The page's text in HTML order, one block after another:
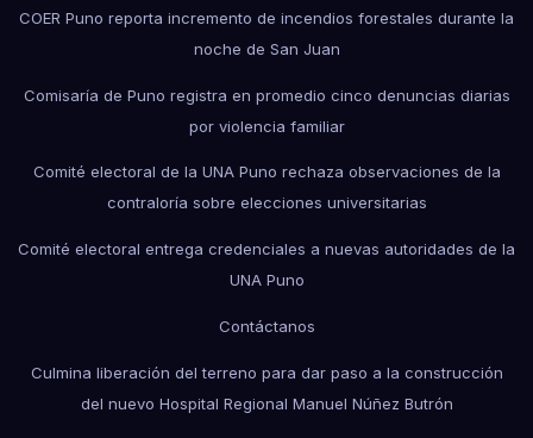
COER Puno reporta incremento de incendios forestales durante la
noche de San Juan
Comisaría de Puno registra en promedio cinco denuncias diarias
por violencia familiar
Comité electoral de la UNA Puno rechaza observaciones de la
contraloría sobre elecciones universitarias
Comité electoral entrega credenciales a nuevas autoridades de la
UNA Puno
Contáctanos
Culmina liberación del terreno para dar paso a la construcción
del nuevo Hospital Regional Manuel Núñez Butrón